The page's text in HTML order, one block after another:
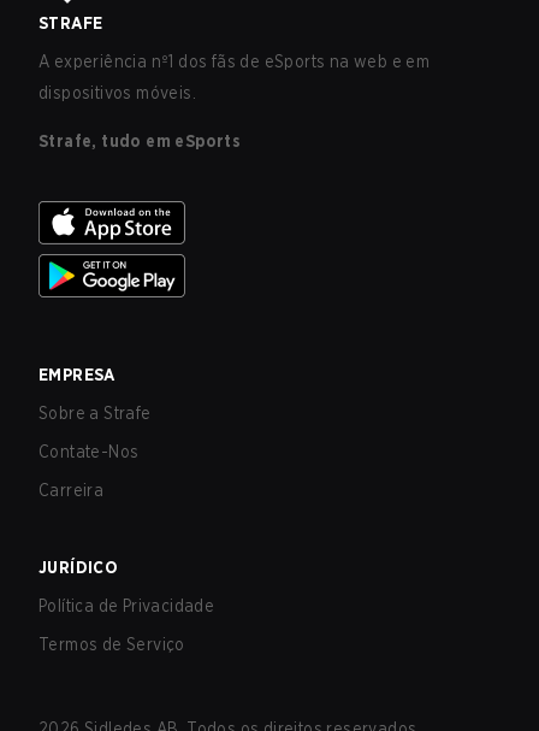
STRAFE
A experiência nº1 dos fãs de eSports na web e em
dispositivos móveis.
Strafe, tudo em eSports
EMPRESA
Sobre a Strafe
Contate-Nos
Carreira
JURÍDICO
Política de Privacidade
Termos de Serviço